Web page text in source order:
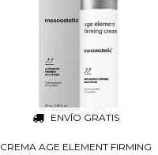
ENVÍO GRATIS
CREMA AGE ELEMENT FIRMING